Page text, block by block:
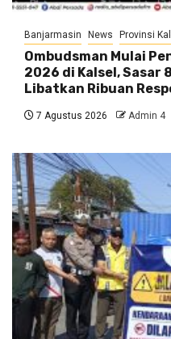
Banjarmasin News Provinsi
Ombudsman Mulai
2026 di Kalsel, Sasar
Libatkan Ribuan
7 Agustus 2026 Admin 4